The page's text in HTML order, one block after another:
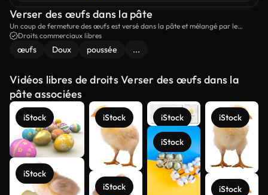
Verser des œufs dans la pâte
Un coup de fermeture des œufs est versé dans la pâte et mélangé par le
mélangeur électrique.
Droits commerciaux libres
œufs Doux poussée ...
Vidéos libres de droits Verser des œufs dans la
pâte associées
iStock
iStock
iStock
iStock
iStock
iStock
iStock
iStock